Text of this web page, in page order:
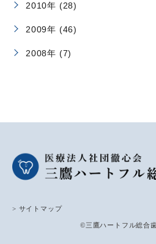
2010年 (28)
2009年 (46)
2008年 (7)
> サイトマップ
©三鷹ハートフル総合